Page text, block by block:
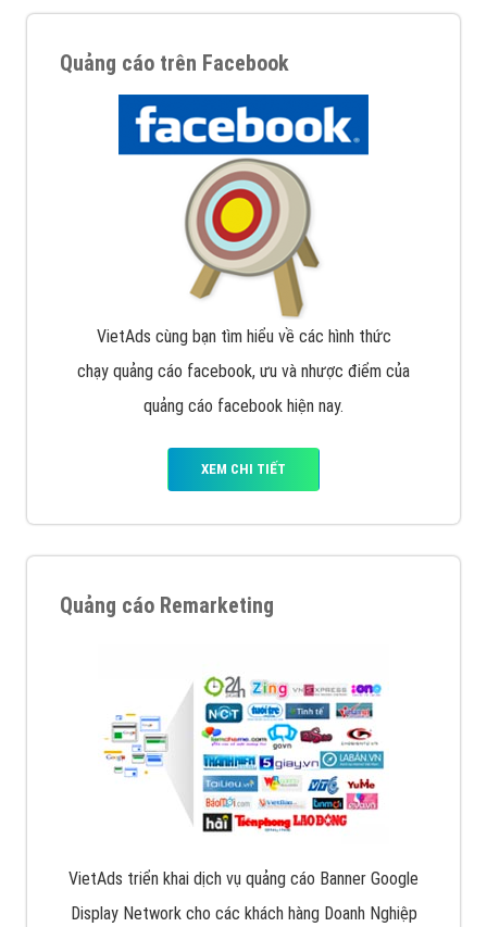
Quảng cáo trên Facebook
VietAds cùng bạn tìm hiểu về các hình thức
chạy quảng cáo facebook, ưu và nhược điểm của
quảng cáo facebook hiện nay.
XEM CHI TIẾT
Quảng cáo Remarketing
VietAds triển khai dịch vụ quảng cáo Banner Google
Display Network cho các khách hàng Doanh Nghiệp